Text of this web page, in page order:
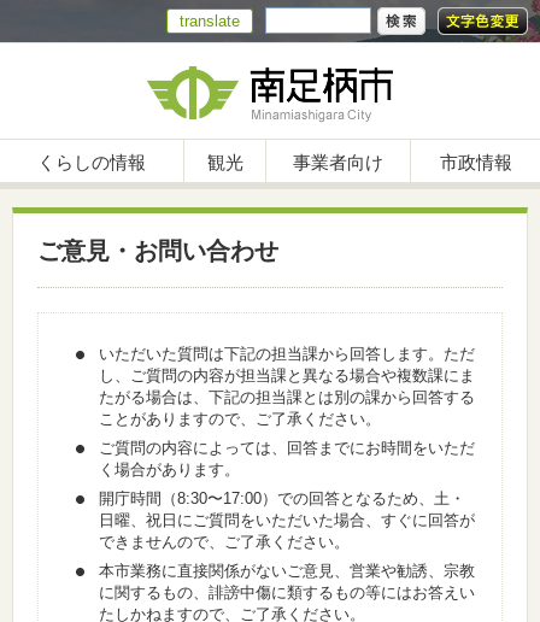
translate
くらしの情報 観光 事業者向け 市政情報
ご意見・お問い合わせ
いただいた質問は下記の担当課から回答します。ただ
し、ご質問の内容が担当課と異なる場合や複数課にま
たがる場合は、下記の担当課とは別の課から回答する
ことがありますので、ご了承ください。
ご質問の内容によっては、回答までにお時間をいただ
く場合があります。
開庁時間（8:30〜17:00）での回答となるため、土・
日曜、祝日にご質問をいただいた場合、すぐに回答が
できませんので、ご了承ください。
本市業務に直接関係がないご意見、営業や勧誘、宗教
に関するもの、誹謗中傷に類するもの等にはお答えい
たしかねますので、ご了承ください。